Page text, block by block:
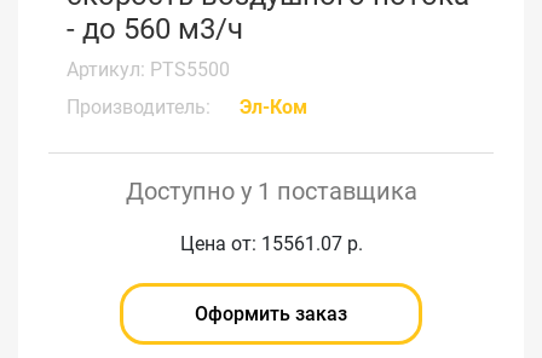
- до 560 м3/ч
Артикул: PTS5500
Производитель:
Эл-Ком
Доступно у 1 поставщика
Цена от: 15561.07 р.
Оформить заказ